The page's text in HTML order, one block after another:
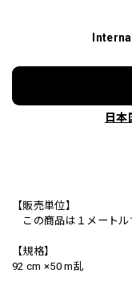
日
【販売単位】
この商品は１メートル
【規格】
92 cm ×50 m乱